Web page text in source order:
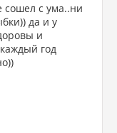
сошел с ума..ни
да и у
и
год